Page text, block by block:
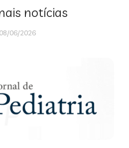
notícias
08/06/2026